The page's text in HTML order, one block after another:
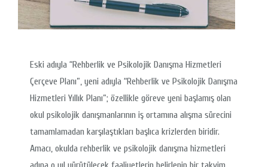
Eski adıyla “Rehberlik ve Psikolojik Danışma Hizmetleri
Çerçeve Planı”, yeni adıyla “Rehberlik ve Psikolojik Danışma
Hizmetleri Yıllık Planı”; özellikle göreve yeni başlamış olan
okul psikolojik danışmanlarının iş ortamına alışma sürecini
tamamlamadan karşılaştıkları başlıca krizlerden biridir.
Amacı, okulda rehberlik ve psikolojik danışma hizmetleri